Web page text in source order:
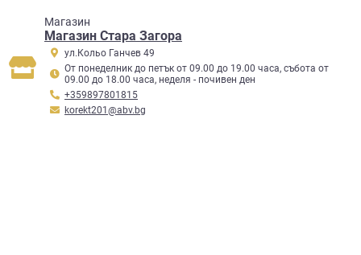
Mагазин
Магазин Стара Загора
ул.Кольо Ганчев 49
От понеделник до петък от 09.00 до 19.00 часа, събота от
09.00 до 18.00 часа, неделя - почивен ден
+359897801815
korekt201@abv.bg